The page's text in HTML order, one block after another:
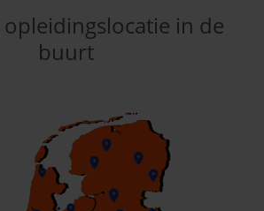
in de
buurt